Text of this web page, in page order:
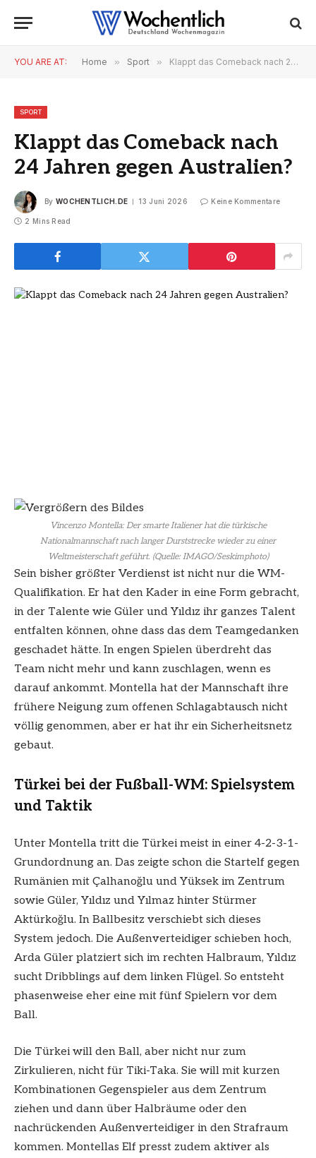
YOU ARE AT: Home » Sport » Klappt das Comeback nach 24 Jahren gegen Australien?
SPORT
Klappt das Comeback nach
24 Jahren gegen Australien?
By WOCHENTLICH.DE 13 Juni 2026 Keine Kommentare
2 Mins Read
Vincenzo Montella: Der smarte Italiener hat die türkische
Nationalmannschaft nach langer Durststrecke wieder zu einer
Weltmeisterschaft geführt. (Quelle: IMAGO/Seskimphoto)
Sein bisher größter Verdienst ist nicht nur die WM-
Qualifikation. Er hat den Kader in eine Form gebracht,
in der Talente wie Güler und Yıldız ihr ganzes Talent
entfalten können, ohne dass das dem Teamgedanken
geschadet hätte. In engen Spielen überdreht das
Team nicht mehr und kann zuschlagen, wenn es
darauf ankommt. Montella hat der Mannschaft ihre
frühere Neigung zum offenen Schlagabtausch nicht
völlig genommen, aber er hat ihr ein Sicherheitsnetz
gebaut.
Türkei bei der Fußball-WM: Spielsystem
und Taktik
Unter Montella tritt die Türkei meist in einer 4-2-3-1-
Grundordnung an. Das zeigte schon die Startelf gegen
Rumänien mit Çalhanoğlu und Yüksek im Zentrum
sowie Güler, Yıldız und Yılmaz hinter Stürmer
Aktürkoğlu. In Ballbesitz verschiebt sich dieses
System jedoch. Die Außenverteidiger schieben hoch,
Arda Güler platziert sich im rechten Halbraum, Yıldız
sucht Dribblings auf dem linken Flügel. So entsteht
phasenweise eher eine mit fünf Spielern vor dem
Ball.
Die Türkei will den Ball, aber nicht nur zum
Zirkulieren, nicht für Tiki-Taka. Sie will mit kurzen
Kombinationen Gegenspieler aus dem Zentrum
ziehen und dann über Halbräume oder den
nachrückenden Außenverteidiger in den Strafraum
kommen. Montellas Elf presst zudem aktiver als